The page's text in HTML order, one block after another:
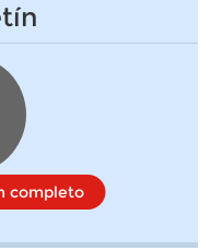
completo